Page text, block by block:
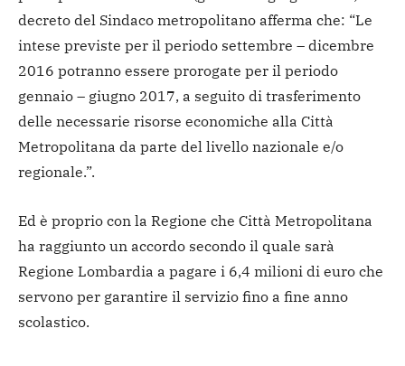
decreto del Sindaco metropolitano afferma che: “Le
intese previste per il periodo settembre – dicembre
2016 potranno essere prorogate per il periodo
gennaio – giugno 2017, a seguito di trasferimento
delle necessarie risorse economiche alla Città
Metropolitana da parte del livello nazionale e/o
regionale.”.
Ed è proprio con la Regione che Città Metropolitana
ha raggiunto un accordo secondo il quale sarà
Regione Lombardia a pagare i 6,4 milioni di euro che
servono per garantire il servizio fino a fine anno
scolastico.